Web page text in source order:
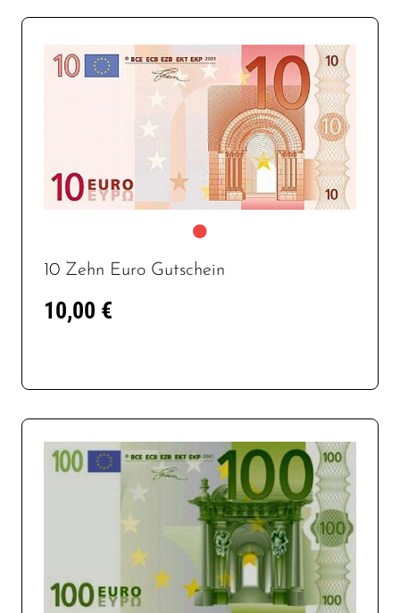
10 Zehn Euro Gutschein
10,00 €